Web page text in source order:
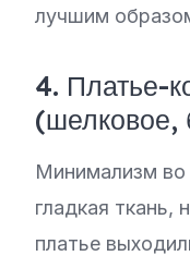
лучшим
4. Платье-
(шелковое,
Минимализм во
гладкая ткань,
платье